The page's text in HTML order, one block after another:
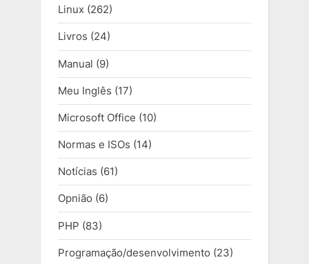
Linux (262)
Livros (24)
Manual (9)
Meu Inglês (17)
Microsoft Office (10)
Normas e ISOs (14)
Notícias (61)
Opnião (6)
PHP (83)
Programação/desenvolvimento (23)